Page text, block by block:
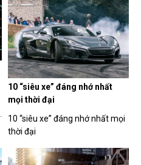
10 “siêu xe” đáng nhớ nhất
mọi thời đại
10 “siêu xe” đáng nhớ nhất mọi
thời đại